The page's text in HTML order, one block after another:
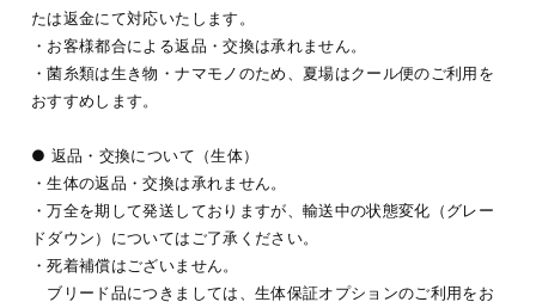
たは返金にて対応いたします。
・お客様都合による返品・交換は承れません。
・菌糸類は生き物・ナマモノのため、夏場はクール便のご利用を
おすすめします。
● 返品・交換について（生体）
・生体の返品・交換は承れません。
・万全を期して発送しておりますが、輸送中の状態変化（グレー
ドダウン）についてはご了承ください。
・死着補償はございません。
ブリード品につきましては、生体保証オプションのご利用をお